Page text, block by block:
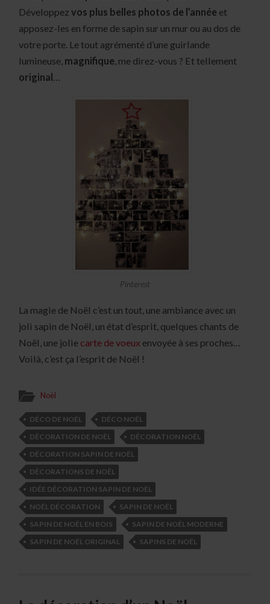
Développezvos plus belles photos de l’année et
apposez-les en forme de sapin sur un mur ou au dos de
votre porte. Le tout agrémenté d’une guirlande
lumineuse, magnifique, me direz-vous ? Et tellement
original…
Pinterest
La magie de Noël c’est un tout, une ambiance avec un
joli sapin de Noël, un état d’esprit, quelques chants de
Noël, une jolie carte de voeux envoyée à ses proches…
Voilà, c’est ça l’esprit de Noël !
Noël
DÉCO DE NOËL
DÉCO NOËL
DÉCORATION DE NOËL
DÉCORATION NOËL
DÉCORATION SAPIN DE NOËL
DÉCORATIONS DE NOËL
IDÉE DÉCORATION SAPIN DE NOËL
NOËL DÉCORATION
SAPIN DE NOËL
SAPIN DE NOËL EN BOIS
SAPIN DE NOËL MODERNE
SAPIN DE NOËL ORIGINAL
SAPINS DE NOËL